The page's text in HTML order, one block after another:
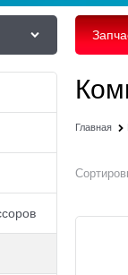
Главная